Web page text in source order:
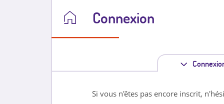
Connexion
Si vous n'êtes pas encore inscrit,